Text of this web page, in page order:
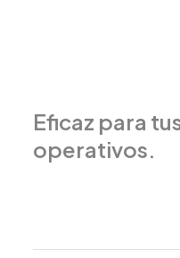
Eficaz para
operativos.